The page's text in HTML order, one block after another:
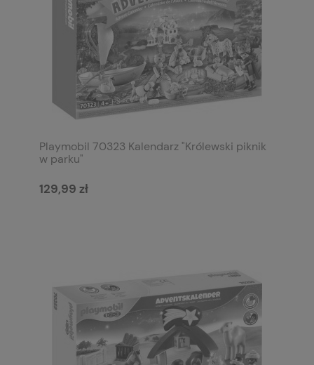
Playmobil 70323 Kalendarz "Królewski piknik
w parku"
129,99 zł